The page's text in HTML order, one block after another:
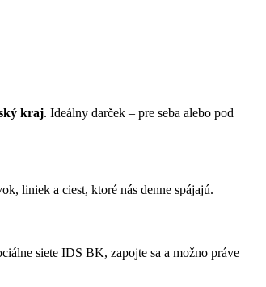
kraj. Ideálny darček – pre seba alebo pod
liniek a ciest, ktoré nás denne spájajú.
siete IDS BK, zapojte sa a možno práve